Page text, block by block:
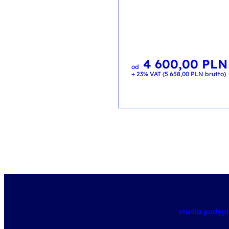
od 4 600,00 PLN
+ 23% VAT (5 658,00 PLN brutto)
studia